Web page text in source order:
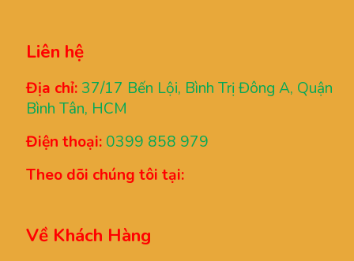
Liên hệ
Địa chỉ: 37/17 Bến Lội, Bình Trị Đông A, Quận
Bình Tân, HCM
Điện thoại: 0399 858 979
Theo dõi chúng tôi tại:
Về Khách Hàng